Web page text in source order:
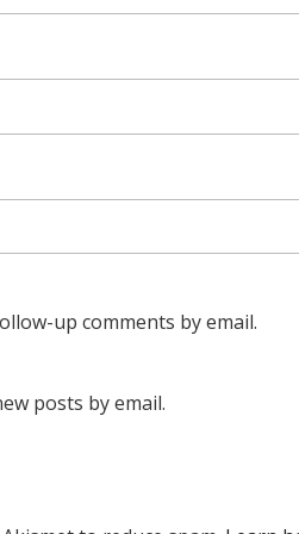
up comments by email.
posts by email.